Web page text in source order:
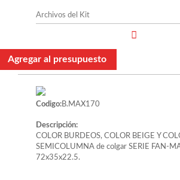
Archivos del Kit
Agregar al presupuesto
Codigo:B.MAX170
Descripción:
COLOR BURDEOS, COLOR BEIGE Y
SEMICOLUMNA de colgar SERIE FAN-
72x35x22.5.